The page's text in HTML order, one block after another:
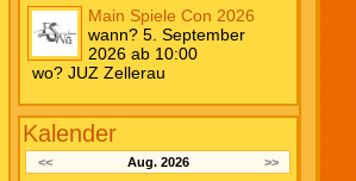
Main Spiele Con 2026
wann? 5. September
2026 ab 10:00
wo? JUZ Zellerau
Kalender
<< Aug. 2026
>>